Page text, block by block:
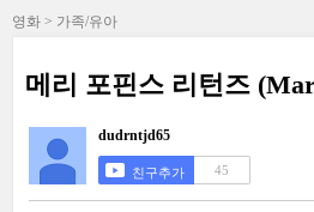
영화 > 가족/유아
메리 포핀스 리턴즈
dudrntjd65
친구추가 45